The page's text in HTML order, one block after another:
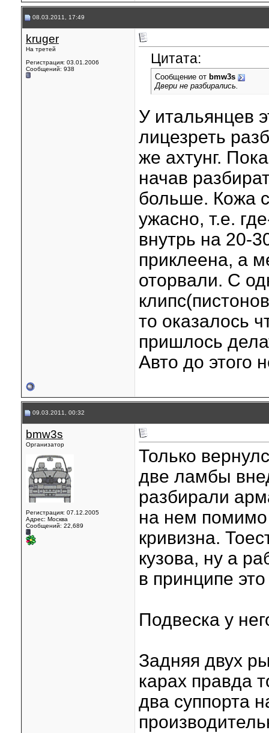
08.03.2011, 17:49
kruger
На третей
Регистрация: 03.01.2006
Сообщений: 938
Цитата:
Сообщение от bmw3s
Двери не разбирались.
У итальянцев
лицезреть
же ахтунг.
начав
больше. Кожа
ужасно, т.е.
внутрь на 20-
приклеена, а
оторвали. С
то оказалось
пришлось
Авто до этого
09.03.2011, 00:32
bmw3s
Организатор
Регистрация: 07.12.2005
Адрес: Москва
Сообщений: 22,689
Только
две ламбы
разбирали
на нем
кривизна.
кузова, ну а
в принципе
Подвеска у
Задняя двух
карах правда
два суппорта